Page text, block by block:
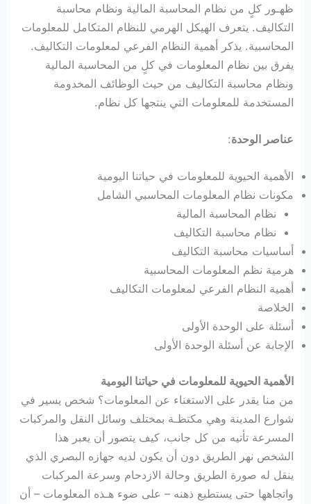
ظهـور كلٍ من نظام المحاسبة المالية ونظام محاسبة
التكاليف. يتعرف الهيكل الهرمي للنظام المتكامل للمعلومات
المحاسبية. يذكر أهمية النظام الفرعي لمعلومات التكاليف.
يفرق بين نظام المعلومات في كلٍ من المحاسبة المالية
ونظام محاسبة التكاليف من حيث الوظائف المخدومة
المستخدمة للمعلومات التي ينتجها كل نظام.
عناصر الوحدة:
الأهمية الحيوية للمعلومات في حياتنا اليومية
مكونات نظام المعلومات المحاسبي الشامل
نظام المحاسبة المالية
نظام محاسبة التكاليف
أساسيات محاسبة التكاليف
هرمية نظم المعلومات المحاسبية
أهمية النظام الفرعي لمعلومات التكاليف
الخلاصة
أسئلة على الوحدة الأولى
الإجابة عن أسئلة الوحدة الأولى
الأهمية الحيوية للمعلومات في حياتنا اليومية
من منا يقدر على الاستغناء عن المعلومات؟ شخص يسير في
شوارع المدينة وهي مكتظـة بمختلف وسائل النقل والمركبات
المسرعة تأتيه من كل جانب، كيف يتصور أن يعبر هذا
الشخص نهر الطريق دون أن يكون لديه جهازه البصري الذي
ينقل له صورة الطريق وحالة الازدحام وسرعة المركبات
واتجاهها حتى يستطيع ذهنه – على ضوء هـذه المعلومات – أن